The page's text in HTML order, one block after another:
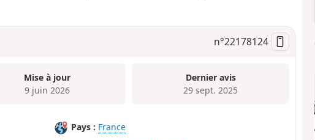
n°22178124
Mise à jour
9 juin 2026
Dernier avis
29 sept. 2025
Pays : France